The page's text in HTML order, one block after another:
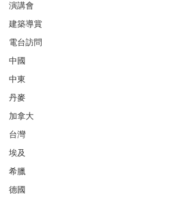
演講會
建築導賞
電台訪問
中國
中東
丹麥
加拿大
台灣
埃及
希臘
德國